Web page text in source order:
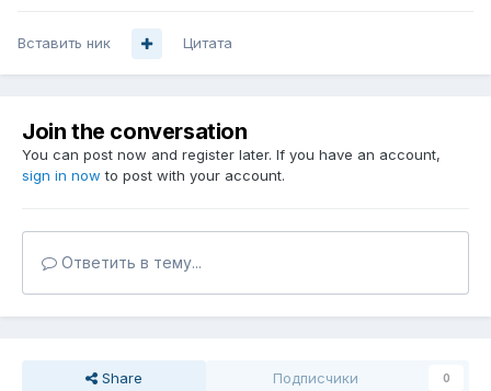
Вставить ник Цитата
Join the conversation
You can post now and register later. If you have an account,
sign in now to post with your account.
Ответить в тему...
Share Подписчики 0